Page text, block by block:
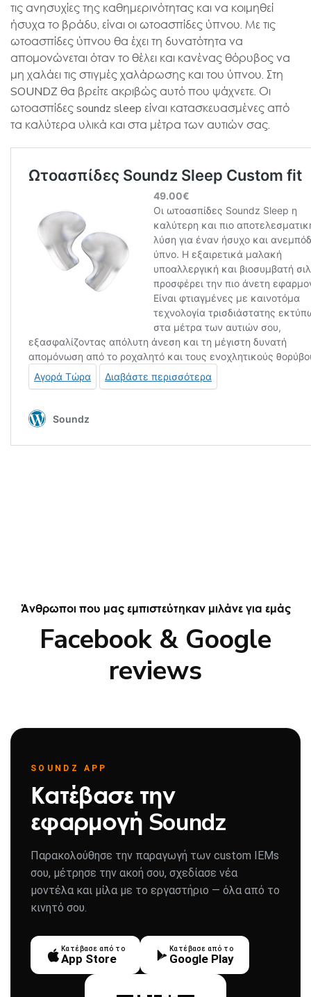
τις ανησυχίες της καθημερινότητας και να κοιμηθεί
ήσυχα το βράδυ, είναι οι ωτοασπίδες ύπνου. Με τις
ωτοασπίδες ύπνου θα έχει τη δυνατότητα να
απομονώνεται όταν το θέλει και κανένας θόρυβος να
μη χαλάει τις στιγμές χαλάρωσης και του ύπνου. Στη
SOUNDZ θα βρείτε ακριβώς αυτό που ψάχνετε. Οι
ωτοασπίδες soundz sleep είναι κατασκευασμένες από
τα καλύτερα υλικά και στα μέτρα των αυτιών σας.
Άνθρωποι που μας εμπιστεύτηκαν μιλάνε για εμάς
Facebook & Google
reviews
SOUNDZ APP
Κατέβασε την
εφαρμογή Soundz
Παρακολούθησε την παραγωγή των custom IEMs
σου, μέτρησε την ακοή σου, σχεδίασε νέα
μοντέλα και μίλα με το εργαστήριο — όλα από το
κινητό σου.
Κατέβασε από το
App Store
Κατέβασε από το
Google Play